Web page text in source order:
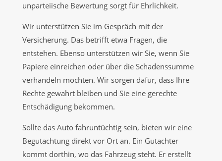
unparteiische Bewertung sorgt für Ehrlichkeit.
Wir unterstützen Sie im Gespräch mit der
Versicherung. Das betrifft etwa Fragen, die
entstehen. Ebenso unterstützen wir Sie, wenn Sie
Papiere einreichen oder über die Schadenssumme
verhandeln möchten. Wir sorgen dafür, dass Ihre
Rechte gewahrt bleiben und Sie eine gerechte
Entschädigung bekommen.
Sollte das Auto fahruntüchtig sein, bieten wir eine
Begutachtung direkt vor Ort an. Ein Gutachter
kommt dorthin, wo das Fahrzeug steht. Er erstellt